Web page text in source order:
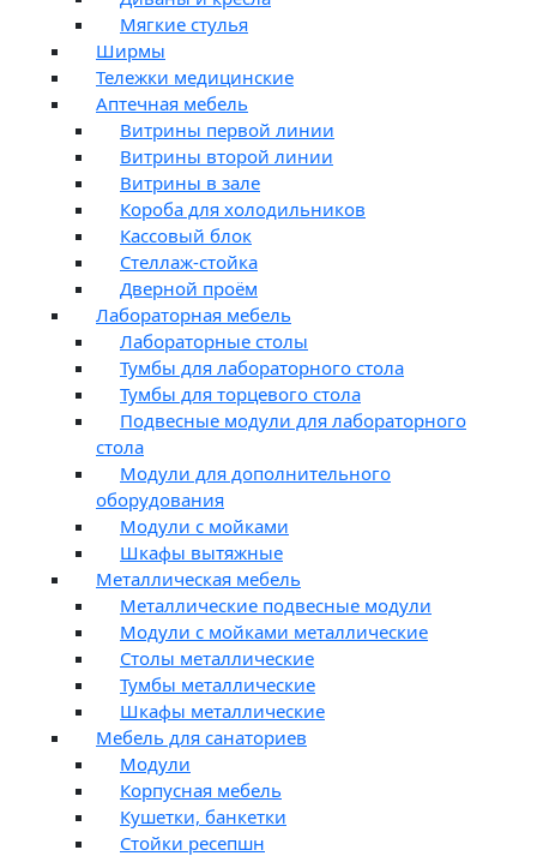
Мягкие стулья
Ширмы
Тележки медицинские
Аптечная мебель
Витрины первой линии
Витрины второй линии
Витрины в зале
Короба для холодильников
Кассовый блок
Стеллаж-стойка
Дверной проём
Лабораторная мебель
Лабораторные столы
Тумбы для лабораторного стола
Тумбы для торцевого стола
Подвесные модули для лабораторного
стола
Модули для дополнительного
оборудования
Модули с мойками
Шкафы вытяжные
Металлическая мебель
Металлические подвесные модули
Модули с мойками металлические
Столы металлические
Тумбы металлические
Шкафы металлические
Мебель для санаториев
Модули
Корпусная мебель
Кушетки, банкетки
Стойки ресепшн